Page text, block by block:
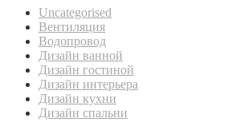
Uncategorised
Вентиляция
Водопровод
Дизайн ванной
Дизайн гостиной
Дизайн интерьера
Дизайн кухни
Дизайн спальни